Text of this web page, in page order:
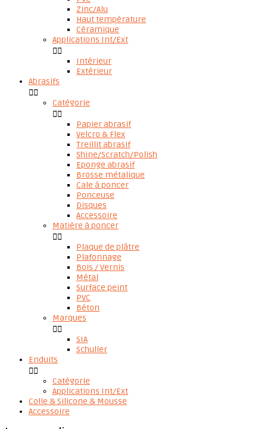
Zinc/Alu
Haut température
Céramique
Applications Int/Ext

Intérieur
Extérieur
Abrasifs

Catégorie

Papier abrasif
Velcro & Flex
Treillit abrasif
Shine/Scratch/Polish
Eponge abrasif
Brosse métalique
Cale à poncer
Ponceuse
Disques
Accessoire
Matière à poncer

Plaque de plâtre
Plafonnage
Bois / Vernis
Métal
Surface peint
PVC
Béton
Marques

SIA
Schuller
Enduits

Catégorie
Applications Int/Ext
Colle & Silicone & Mousse
Accessoire